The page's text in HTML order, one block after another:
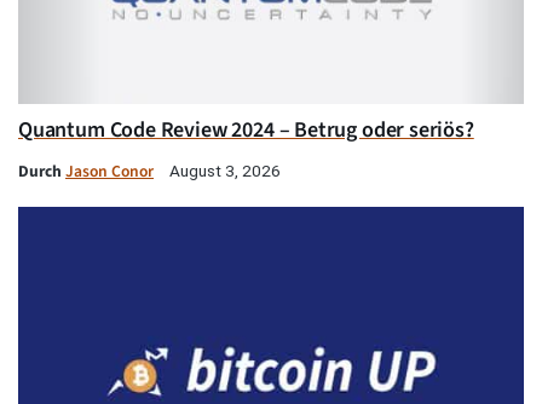
Quantum Code Review 2024 – Betrug oder seriös?
Durch Jason Conor August 3, 2026